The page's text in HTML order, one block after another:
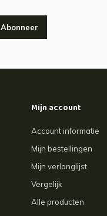
Abonneer
Mijn account
Account informatie
Mijn bestellingen
Mijn verlanglijst
Vergelijk
Alle producten